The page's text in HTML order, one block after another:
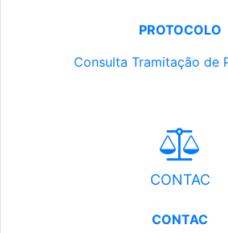
PROTOCOLO
Consulta Tramitação de
CONTAC
CONTAC